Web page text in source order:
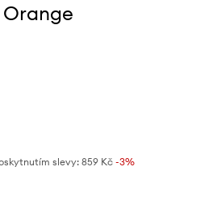
Orange
slevy: 859 Kč -3%